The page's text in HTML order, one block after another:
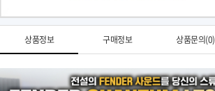
상품정보 구매정보 상품문의(0)